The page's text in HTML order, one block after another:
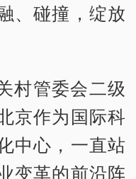
、碰撞，绽放
村管委会二级
京作为国际科
中心，一直站
变革的前沿阵